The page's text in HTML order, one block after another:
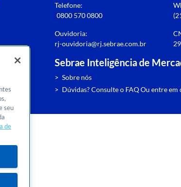
Telefone:
0800 570 0800
Ouvidoria:
rj-ouvidoria@rj.sebrae.com.br
Sebrae Inteligência de
> Sobre nós
> Dúvidas? Consulte o FAQOu entre em
seu
de